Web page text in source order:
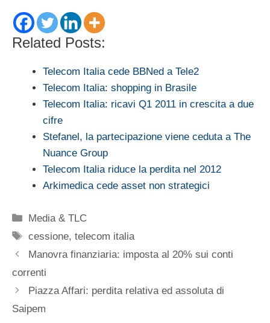
Related Posts:
Telecom Italia cede BBNed a Tele2
Telecom Italia: shopping in Brasile
Telecom Italia: ricavi Q1 2011 in crescita a due
cifre
Stefanel, la partecipazione viene ceduta a The
Nuance Group
Telecom Italia riduce la perdita nel 2012
Arkimedica cede asset non strategici
Categorie
Media & TLC
Tag
cessione,telecom italia
Manovra finanziaria: imposta al 20% sui conti
correnti
Piazza Affari: perdita relativa ed assoluta di
Saipem